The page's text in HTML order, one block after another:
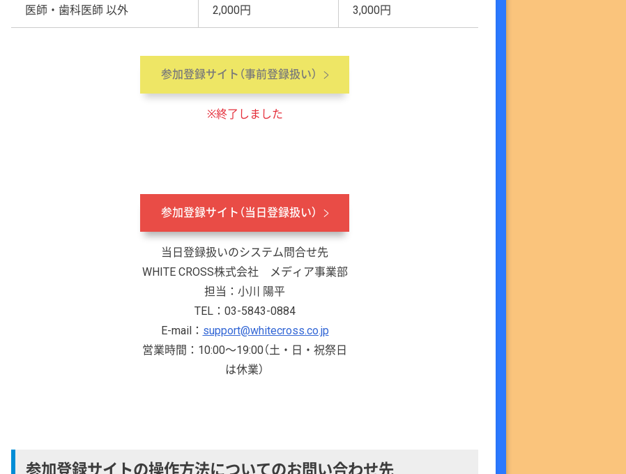
医師・歯科医師 以外 2,000円 3,000円
参加登録サイト（事前登録扱い）
※終了しました
参加登録サイト（当日登録扱い）
当日登録扱いのシステム問合せ先
WHITE CROSS株式会社 メディア事業部
担当：小川 陽平
TEL：03-5843-0884
E-mail： support@whitecross.co.jp
営業時間：10:00～19:00（土・日・祝祭日
は休業）
参加登録サイトの操作方法についてのお問い合わせ先